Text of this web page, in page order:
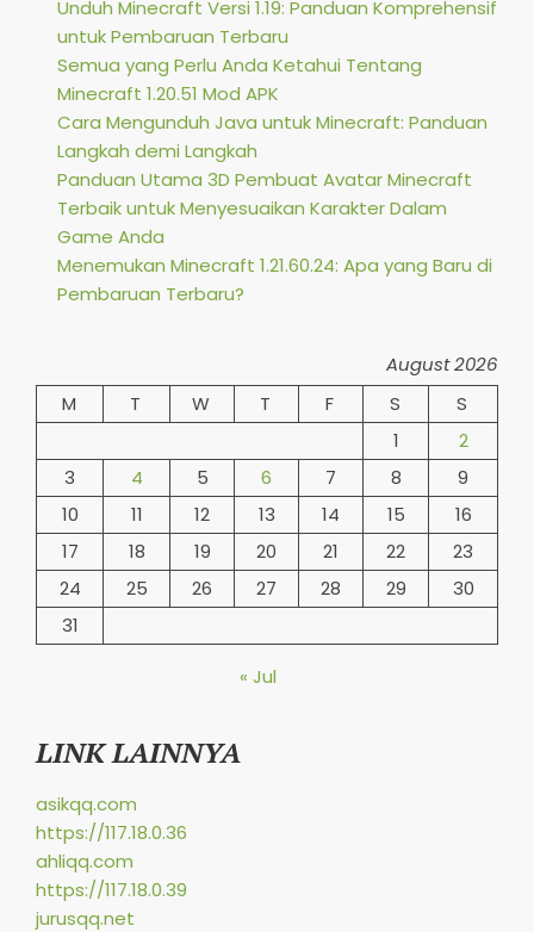
Unduh Minecraft Versi 1.19: Panduan Komprehensif
untuk Pembaruan Terbaru
Semua yang Perlu Anda Ketahui Tentang
Minecraft 1.20.51 Mod APK
Cara Mengunduh Java untuk Minecraft: Panduan
Langkah demi Langkah
Panduan Utama 3D Pembuat Avatar Minecraft
Terbaik untuk Menyesuaikan Karakter Dalam
Game Anda
Menemukan Minecraft 1.21.60.24: Apa yang Baru di
Pembaruan Terbaru?
August 2026
M
T W T F S
S
1
2
3
4 5 6 7 8
9
10
11 12 13 14 15
16
17
18 19 20 21 22
23
24
25 26 27 28 29
30
31
« Jul
LINK LAINNYA
asikqq.com
https://117.18.0.36
ahliqq.com
https://117.18.0.39
jurusqq.net